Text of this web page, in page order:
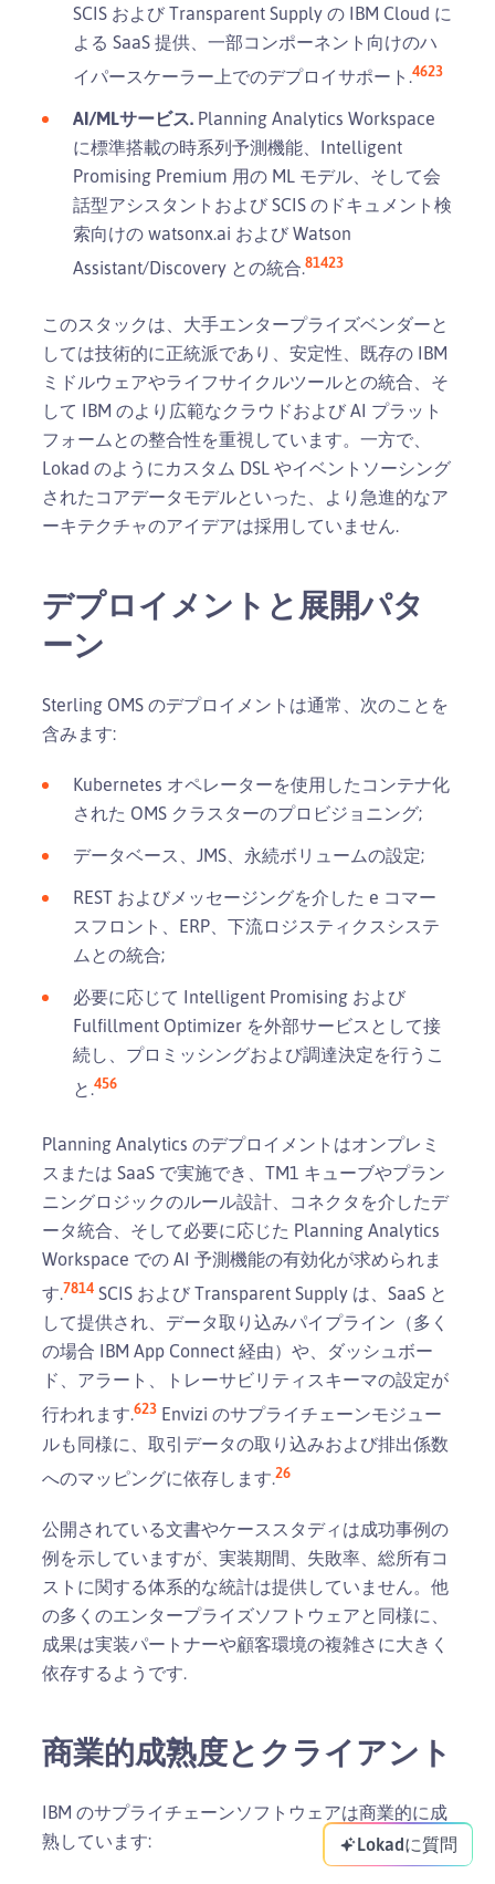
SCIS および Transparent Supply の IBM Cloud に
よる SaaS 提供、一部コンポーネント向けのハ
イパースケーラー上でのデプロイサポート.4623
AI/MLサービス. Planning Analytics Workspace
に標準搭載の時系列予測機能、Intelligent
Promising Premium 用の ML モデル、そして会
話型アシスタントおよび SCIS のドキュメント検
索向けの watsonx.ai および Watson
Assistant/Discovery との統合.81423
このスタックは、大手エンタープライズベンダーと
しては技術的に正統派であり、安定性、既存の IBM
ミドルウェアやライフサイクルツールとの統合、そ
して IBM のより広範なクラウドおよび AI プラット
フォームとの整合性を重視しています。一方で、
Lokad のようにカスタム DSL やイベントソーシング
されたコアデータモデルといった、より急進的なア
ーキテクチャのアイデアは採用していません.
デプロイメントと展開パタ
ーン
Sterling OMS のデプロイメントは通常、次のことを
含みます:
Kubernetes オペレーターを使用したコンテナ化
された OMS クラスターのプロビジョニング;
データベース、JMS、永続ボリュームの設定;
REST およびメッセージングを介した e コマー
スフロント、ERP、下流ロジスティクスシステ
ムとの統合;
必要に応じて Intelligent Promising および
Fulfillment Optimizer を外部サービスとして接
続し、プロミッシングおよび調達決定を行うこ
と.456
Planning Analytics のデプロイメントはオンプレミ
スまたは SaaS で実施でき、TM1 キューブやプラン
ニングロジックのルール設計、コネクタを介したデ
ータ統合、そして必要に応じた Planning Analytics
Workspace での AI 予測機能の有効化が求められま
す.7814 SCIS および Transparent Supply は、SaaS と
して提供され、データ取り込みパイプライン（多く
の場合 IBM App Connect 経由）や、ダッシュボー
ド、アラート、トレーサビリティスキーマの設定が
行われます.623 Envizi のサプライチェーンモジュー
ルも同様に、取引データの取り込みおよび排出係数
へのマッピングに依存します.26
公開されている文書やケーススタディは成功事例の
例を示していますが、実装期間、失敗率、総所有コ
ストに関する体系的な統計は提供していません。他
の多くのエンタープライズソフトウェアと同様に、
成果は実装パートナーや顧客環境の複雑さに大きく
依存するようです.
商業的成熟度とクライアント
IBM のサプライチェーンソフトウェアは商業的に成
熟しています:
Lokadに質問